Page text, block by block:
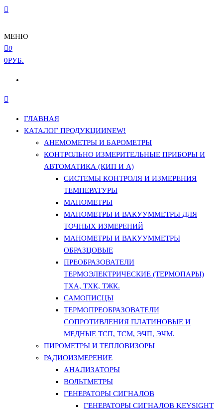
МЕНЮ
0
0РУБ.
ГЛАВНАЯ
КАТАЛОГ ПРОДУКЦИИNEW!
АНЕМОМЕТРЫ И БАРОМЕТРЫ
КОНТРОЛЬНО ИЗМЕРИТЕЛЬНЫЕ ПРИБОРЫ И
АВТОМАТИКА (КИП И А)
СИСТЕМЫ КОНТРОЛЯ И ИЗМЕРЕНИЯ
ТЕМПЕРАТУРЫ
МАНОМЕТРЫ
МАНОМЕТРЫ И ВАКУУММЕТРЫ ДЛЯ
ТОЧНЫХ ИЗМЕРЕНИЙ
МАНОМЕТРЫ И ВАКУУММЕТРЫ
ОБРАЗЦОВЫЕ
ПРЕОБРАЗОВАТЕЛИ
ТЕРМОЭЛЕКТРИЧЕСКИЕ (ТЕРМОПАРЫ)
ТХА, ТХК, ТЖК.
САМОПИСЦЫ
ТЕРМОПРЕОБРАЗОВАТЕЛИ
СОПРОТИВЛЕНИЯ ПЛАТИНОВЫЕ И
МЕДНЫЕ ТСП, ТСМ, ЭЧП, ЭЧМ.
ПИРОМЕТРЫ И ТЕПЛОВИЗОРЫ
РАДИОИЗМЕРЕНИЕ
АНАЛИЗАТОРЫ
ВОЛЬТМЕТРЫ
ГЕНЕРАТОРЫ СИГНАЛОВ
ГЕНЕРАТОРЫ СИГНАЛОВ KEYSIGHT